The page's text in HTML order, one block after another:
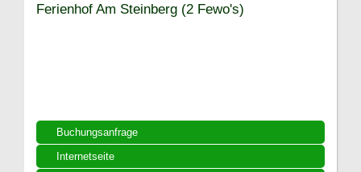
Buchungsanfrage
Internetseite
Ferienhof Am Steinberg (2 Fewo's)